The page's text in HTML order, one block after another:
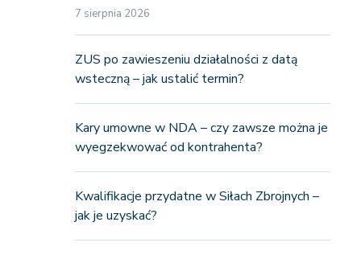
7 sierpnia 2026
ZUS po zawieszeniu działalności z datą
wsteczną – jak ustalić termin?
Kary umowne w NDA – czy zawsze można je
wyegzekwować od kontrahenta?
Kwalifikacje przydatne w Siłach Zbrojnych –
jak je uzyskać?